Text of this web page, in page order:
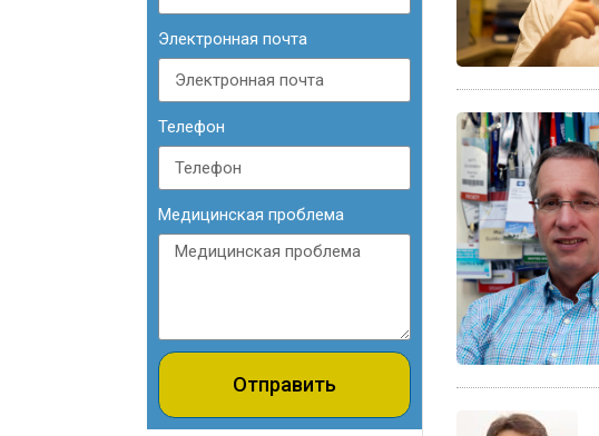
Электронная почта
Телефон
Медицинская проблема
Отправить